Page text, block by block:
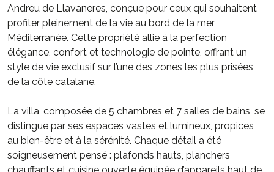
Andreu de Llavaneres, conçue pour ceux qui souhaitent
profiter pleinement de la vie au bord de la mer
Méditerranée. Cette propriété allie à la perfection
élégance, confort et technologie de pointe, offrant un
style de vie exclusif sur l’une des zones les plus prisées
de la côte catalane.
La villa, composée de 5 chambres et 7 salles de bains, se
distingue par ses espaces vastes et lumineux, propices
au bien-être et à la sérénité. Chaque détail a été
soigneusement pensé : plafonds hauts, planchers